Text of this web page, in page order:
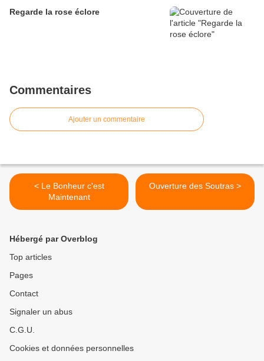
Regarde la rose éclore
Commentaires
Ajouter un commentaire
< Le Bonheur c'est
Maintenant
Ouverture des Soutras >
Hébergé par Overblog
Top articles
Pages
Contact
Signaler un abus
C.G.U.
Cookies et données personnelles